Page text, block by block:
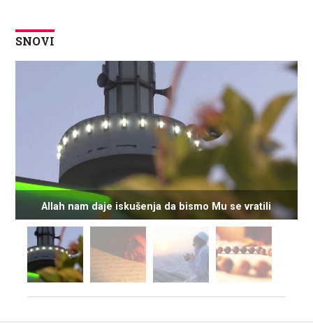
SNOVI
Allah nam daje iskušenja da bismo Mu se vratili